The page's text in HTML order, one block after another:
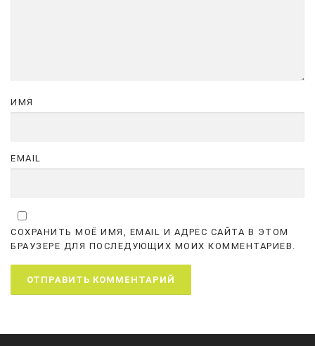
ИМЯ
EMAIL
СОХРАНИТЬ МОЁ ИМЯ, EMAIL И АДРЕС САЙТА В ЭТОМ
БРАУЗЕРЕ ДЛЯ ПОСЛЕДУЮЩИХ МОИХ КОММЕНТАРИЕВ.